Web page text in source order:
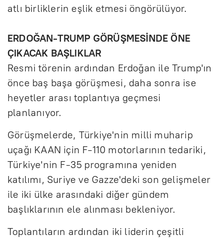
atlı birliklerin eşlik etmesi öngörülüyor.
ERDOĞAN-TRUMP GÖRÜŞMESİNDE ÖNE
ÇIKACAK BAŞLIKLAR
Resmi törenin ardından Erdoğan ile Trump'ın
önce baş başa görüşmesi, daha sonra ise
heyetler arası toplantıya geçmesi
planlanıyor.
Görüşmelerde, Türkiye'nin milli muharip
uçağı KAAN için F-110 motorlarının tedariki,
Türkiye'nin F-35 programına yeniden
katılımı, Suriye ve Gazze'deki son gelişmeler
ile iki ülke arasındaki diğer gündem
başlıklarının ele alınması bekleniyor.
Toplantıların ardından iki liderin çeşitli